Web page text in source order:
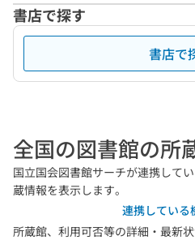
書店で探す
書店で
全国の図書館の所
国立国会図書館サーチが連携して
蔵情報を表示します。
連携している
所蔵館、利用可否等の詳細・最新